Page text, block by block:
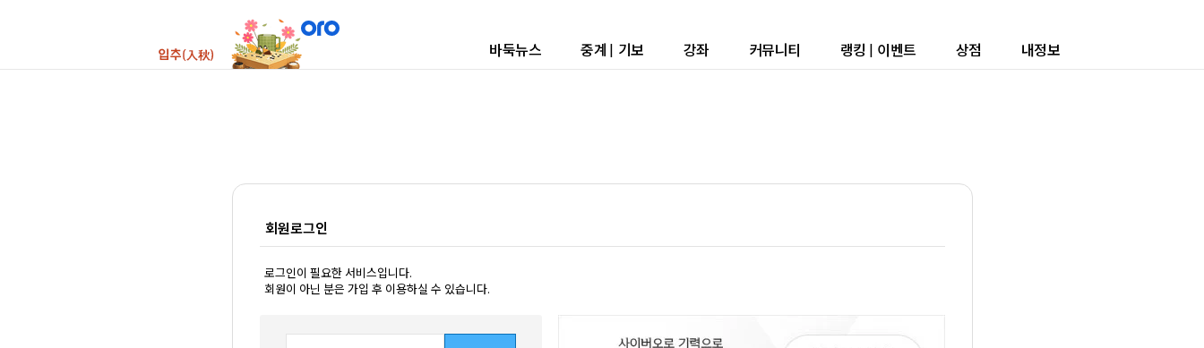
바둑뉴스 중계 | 기보 강좌 커뮤니티 랭킹 | 이벤트 상점 내정보
회원로그인
로그인이 필요한 서비스입니다.
회원이 아닌 분은 가입 후 이용하실 수 있습니다.